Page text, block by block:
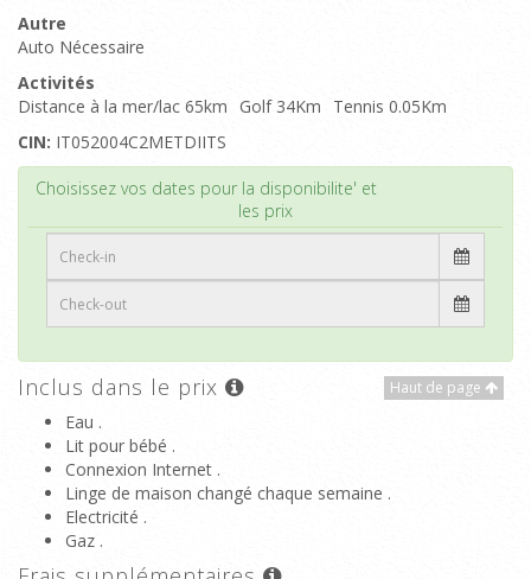
Autre
Auto Nécessaire
Activités
Distance à la mer/lac 65km Golf 34Km
Tennis 0.05Km
CIN: IT052004C2METDIITS
Choisissez vos dates pour la disponibilite' et
les prix
Haut de page
Inclus dans le prix
Eau .
Lit pour bébé .
Connexion Internet .
Linge de maison changé chaque semaine .
Electricité .
Gaz .